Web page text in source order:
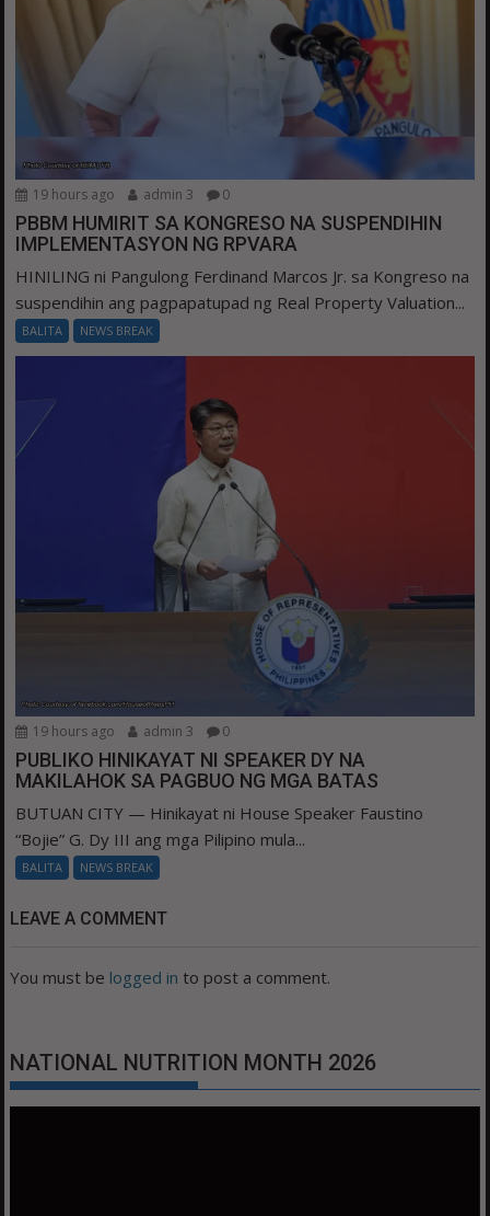
19 hours ago admin 3 0
PBBM HUMIRIT SA KONGRESO NA SUSPENDIHIN
IMPLEMENTASYON NG RPVARA
HINILING ni Pangulong Ferdinand Marcos Jr. sa Kongreso na
suspendihin ang pagpapatupad ng Real Property Valuation...
BALITA NEWS BREAK
19 hours ago admin 3 0
PUBLIKO HINIKAYAT NI SPEAKER DY NA
MAKILAHOK SA PAGBUO NG MGA BATAS
BUTUAN CITY — Hinikayat ni House Speaker Faustino
“Bojie” G. Dy III ang mga Pilipino mula...
BALITA NEWS BREAK
LEAVE A COMMENT
You must be logged in to post a comment.
NATIONAL NUTRITION MONTH 2026